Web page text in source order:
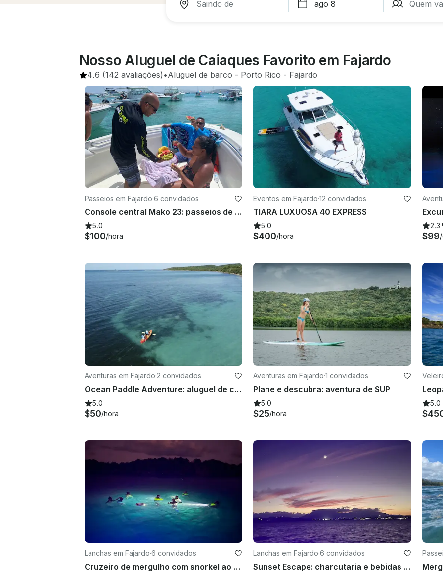
Nosso Aluguel de Caiaques Favorito em Fajardo
4.6 (142 avaliações) •Aluguel de barco - Porto Rico - Fajardo
Passeios em Fajardo·6 convidados
Console central Mako 23: passeios de barco privados e mergulho com snorkel em Fajardo
5.0
$100/hora
Eventos em Fajardo·12 convidados
TIARA LUXUOSA 40 EXPRESS
5.0
$400/hora
2.3
$99
Aventuras em Fajardo·2 convidados
Ocean Paddle Adventure: aluguel de caiaque
5.0
$50/hora
Aventuras em Fajardo·1 convidados
Plane e descubra: aventura de SUP
5.0
$25/hora
5.0
Lanchas em Fajardo·6 convidados
Cruzeiro de mergulho com snorkel ao entardecer com bebidas e petiscos gourmet
Lanchas em Fajardo·6 convidados
Sunset Escape: charcutaria e bebidas na água